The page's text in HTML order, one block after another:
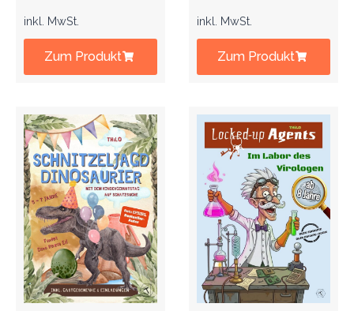
inkl. MwSt.
Zum Produkt
inkl. MwSt.
Zum Produkt